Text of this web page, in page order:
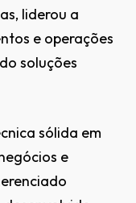
liderou a
e operações
soluções
sólida em
e